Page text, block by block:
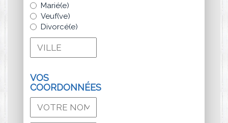
Marié(e)
Veuf(ve)
Divorcé(e)
VOS
COORDONNÉES